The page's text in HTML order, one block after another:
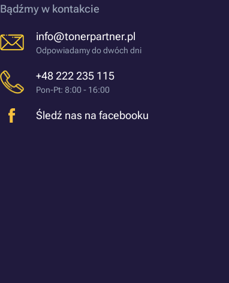
Bądźmy w kontakcie
info@tonerpartner.pl
Odpowiadamy do dwóch dni
+48 222 235 115
Pon-Pt: 8:00 - 16:00
Śledź nas na facebooku